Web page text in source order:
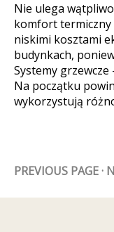
Nie ulega
komfort termiczny
niskimi kosztami
budynkach,
Systemy
Na początku
wykorzystują
PREVIOUS PAGE·